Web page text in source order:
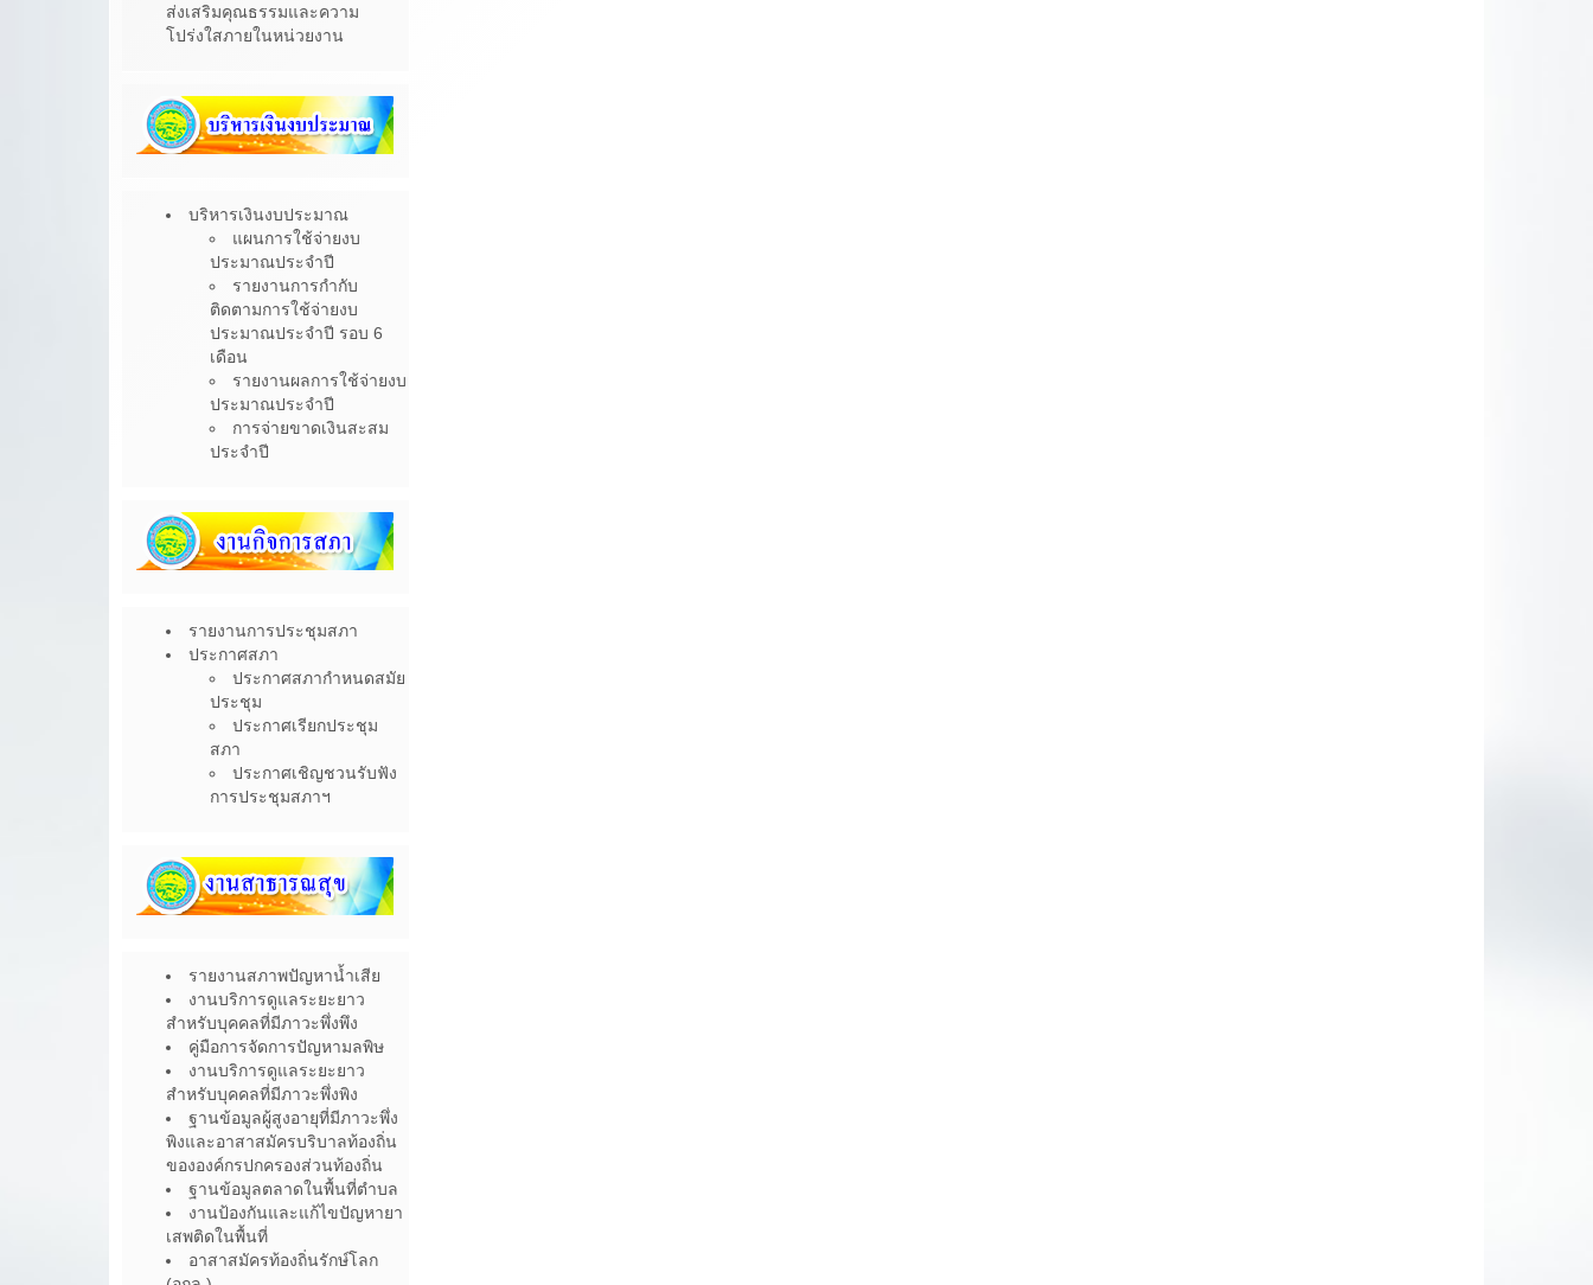
ส่งเสริมคุณธรรมและความ
โปร่งใสภายในหน่วยงาน
บริหารเงินงบประมาณ
แผนการใช้จ่ายงบ
ประมาณประจำปี
รายงานการกำกับ
ติดตามการใช้จ่ายงบ
ประมาณประจำปี รอบ 6
เดือน
รายงานผลการใช้จ่ายงบ
ประมาณประจำปี
การจ่ายขาดเงินสะสม
ประจำปี
รายงานการประชุมสภา
ประกาศสภา
ประกาศสภากำหนดสมัย
ประชุม
ประกาศเรียกประชุม
สภา
ประกาศเชิญชวนรับฟัง
การประชุมสภาฯ
รายงานสภาพปัญหาน้ำเสีย
งานบริการดูแลระยะยาว
สำหรับบุคคลที่มีภาวะพึ่งพึง
คู่มือการจัดการปัญหามลพิษ
งานบริการดูแลระยะยาว
สำหรับบุคคลที่มีภาวะพึ่งพิง
ฐานข้อมูลผู้สูงอายุที่มีภาวะพึ่ง
พิงและอาสาสมัครบริบาลท้องถิ่น
ขององค์กรปกครองส่วนท้องถิ่น
ฐานข้อมูลตลาดในพื้นที่ตำบล
งานป้องกันและแก้ไขปัญหายา
เสพติดในพื้นที่
อาสาสมัครท้องถิ่นรักษ์โลก